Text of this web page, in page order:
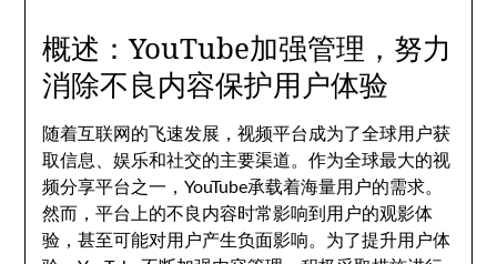
概述：YouTube加强管理，努力
消除不良内容保护用户体验
随着互联网的飞速发展，视频平台成为了全球用户获
取信息、娱乐和社交的主要渠道。作为全球最大的视
频分享平台之一，YouTube承载着海量用户的需求。
然而，平台上的不良内容时常影响到用户的观影体
验，甚至可能对用户产生负面影响。为了提升用户体